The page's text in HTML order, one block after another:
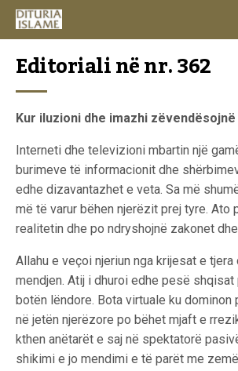
Editoriali në nr. 362
Kur iluzioni dhe imazhi
Interneti dhe televizioni mbartin një
burimeve të informacionit dhe
edhe dizavantazhet e veta. Sa më
më të varur bëhen njerëzit prej tyre. Ato
realitetin dhe po ndryshojnë zakonet
Allahu e veçoi njeriun nga krijesat e tjera
mendjen. Atij i dhuroi edhe pesë shqisat
botën lëndore. Bota virtuale ku
në jetën njerëzore po bëhet mjaft e
kthen anëtarët e saj në spektatorë
shikimi e jo mendimi e të parët me